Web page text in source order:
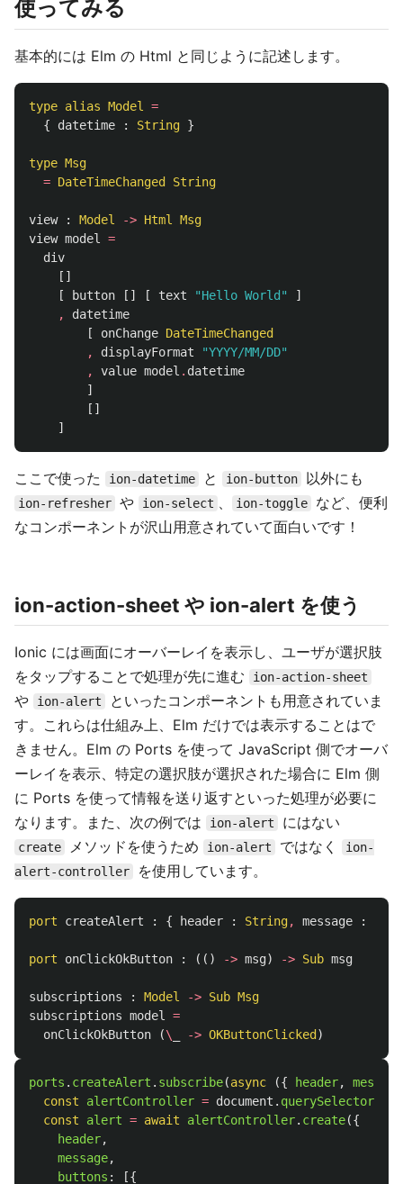
使ってみる
基本的には Elm の Html と同じように記述します。
type alias Model
=
{
datetime : String }
type Msg
= DateTimeChanged String
view : Model -> Html
Msg
view model
=
div
[]
[
button [] [ text "Hello World"
]
,
datetime
[
onChange DateTimeChanged
,
displayFormat "YYYY/MM/DD"
,
value model . datetime
]
[]
]
ここで使った ion-datetime と ion-button 以外にも
ion-refresher や ion-select 、 ion-toggle
など、便利
なコンポーネントが沢山用意されていて面白いです！
ion-action-sheet や ion-alert を使う
Ionic には画面にオーバーレイを表示し、ユーザが選択肢
をタップすることで処理が先に進む
ion-action-sheet
や ion-alert
といったコンポーネントも用意されていま
す。これらは仕組み上、Elm だけでは表示することはで
きません。Elm の Ports を使って JavaScript 側でオーバ
ーレイを表示、特定の選択肢が選択された場合に Elm 側
に Ports を使って情報を送り返すといった処理が必要に
なります。また、次の例では
ion-alert にはない
create メソッドを使うため ion-alert ではなく
ion-
alert-controller
を使用しています。
port createAlert : { header : String, message :
port onClickOkButton : (() -> msg) -> Sub msg
subscriptions : Model -> Sub Msg
subscriptions model
=
onClickOkButton
(\ -> OKButtonClicked )
ports . createAlert . subscribe(async ({ header,
message
const
alertController = document . querySelector
const
alert = await alertController. create({
header,
message,
buttons : [{